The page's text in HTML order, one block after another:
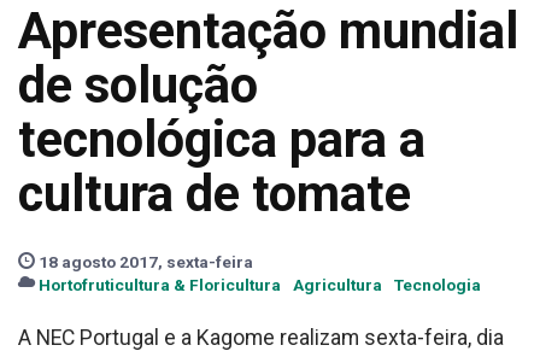
Apresentação mundial
de solução
tecnológica para a
cultura de tomate
18 agosto 2017, sexta-feira
Hortofruticultura & Floricultura
Agricultura Tecnologia
A NEC Portugal e a Kagome realizam sexta-feira, dia